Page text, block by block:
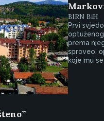
BIRN BiH
Prvi
optuženog
prema
sproveo,
koje mu se